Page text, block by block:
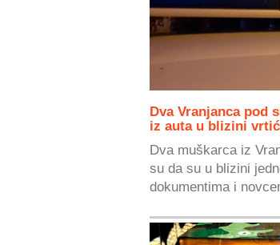
Dva Vranjanca pod
iz auta u blizini
Dva muškarca iz
su da su u blizini
dokumentima i